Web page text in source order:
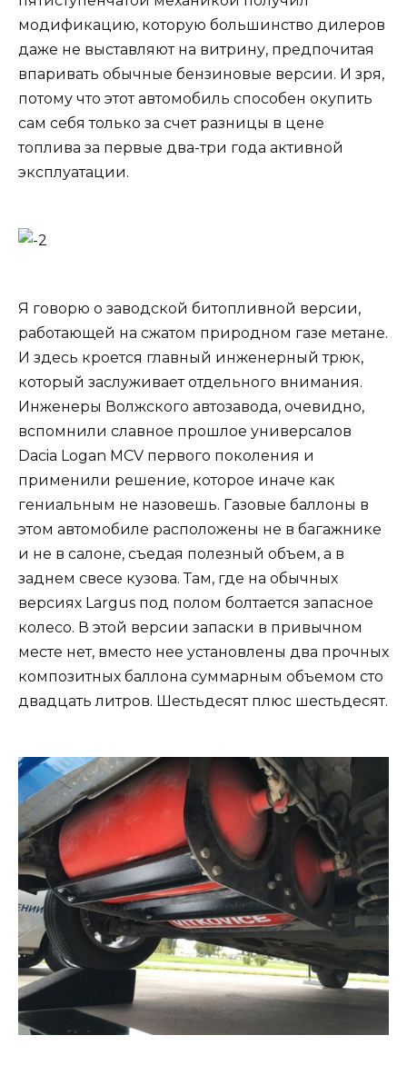
модификацию, которую большинство дилеров
даже не выставляют на витрину, предпочитая
впаривать обычные бензиновые версии. И зря,
потому что этот автомобиль способен окупить
сам себя только за счет разницы в цене
топлива за первые два-три года активной
эксплуатации.
Я говорю о заводской битопливной версии,
работающей на сжатом природном газе метане.
И здесь кроется главный инженерный трюк,
который заслуживает отдельного внимания.
Инженеры Волжского автозавода, очевидно,
вспомнили славное прошлое универсалов
Dacia Logan MCV первого поколения и
применили решение, которое иначе как
гениальным не назовешь. Газовые баллоны в
этом автомобиле расположены не в багажнике
и не в салоне, съедая полезный объем, а в
заднем свесе кузова. Там, где на обычных
версиях Largus под полом болтается запасное
колесо. В этой версии запаски в привычном
месте нет, вместо нее установлены два прочных
композитных баллона суммарным объемом сто
двадцать литров. Шестьдесят плюс шестьдесят.